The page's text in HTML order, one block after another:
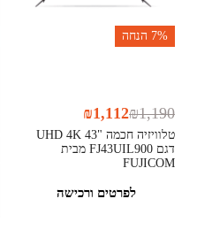
7% הנחה
טלוויזיה חכמה "43 UHD 4K
דגם FJ43UIL900 מבית
FUJICOM
₪1,190
₪1,112
לפרטים ורכישה